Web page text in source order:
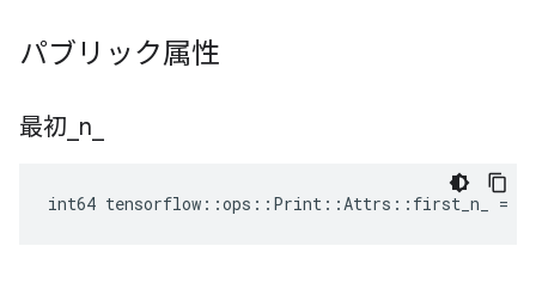
パブリック属性
最初 n
int64 tensorflow::ops::Print::Attrs::first_n_ = -1